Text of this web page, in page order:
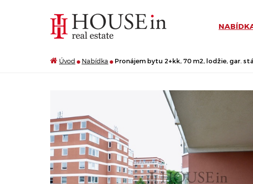
Úvod Nabídka Pronájem bytu 2+kk, 70 m2, lodžie, gar.